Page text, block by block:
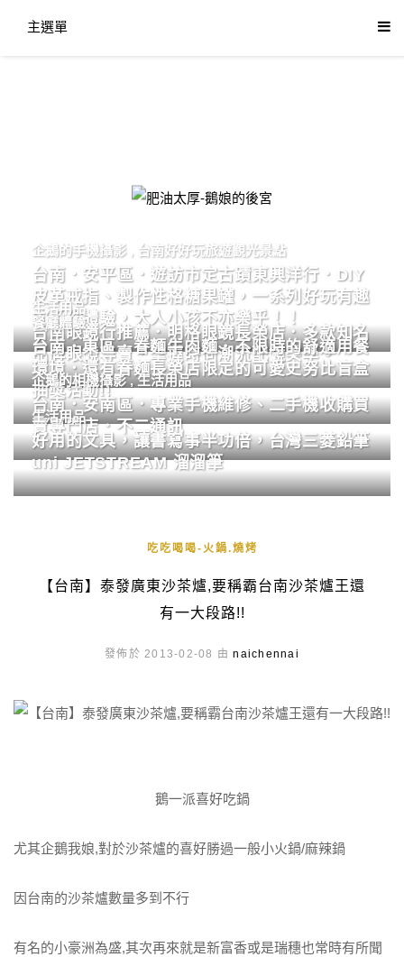
主選單
肥油太厚-鵝娘的後宮
企鵝的手機攝影 台南好好玩旅遊觀光景點
台南．安平區．遊訪市定古蹟東興洋行．DIY
皮革戒指、製作性格糖果罐，一系列好玩有趣
的手作體驗，大人小孩不亦樂乎！！
生活用品
台南眼鏡行推薦．明格眼鏡長榮店．多款知名
品牌眼鏡專賣．掌握時尚潮流配鏡美學。
餐廳體驗
台南．東區．眷麵牛肉麵．不限時的舒適用餐
環境．還有眷麵長榮店限定的可愛史努比盲盒
抽獎活動!!
企鵝的相機攝影,生活用品
台南．安南區．專業手機維修、二手機收購買
賣專門店．不二通訊
生活用品
好用的文具，讓書寫事半功倍，台灣三菱鉛筆
uni JETSTREAM 溜溜筆
吃吃喝喝-火鍋.燒烤
【台南】泰發廣東沙茶爐,要稱霸台南沙茶爐王還
有一大段路!!
發佈於 2013-02-08 由naichennai
鵝一派喜好吃鍋
尤其企鵝我娘,對於沙茶爐的喜好勝過一般小火鍋/麻辣鍋
因台南的沙茶爐數量多到不行
有名的小豪洲為盛,其次再來就是新富香或是瑞穗也常時有所聞